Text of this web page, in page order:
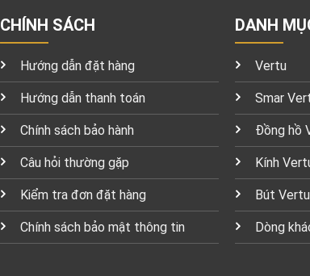
CHÍNH SÁCH
Hướng dẫn đặt hàng
Hướng dẫn thanh toán
Chính sách bảo hành
Câu hỏi thường gặp
Kiểm tra đơn đặt hàng
Chính sách bảo mật thông tin
DANH
Vertu
Smar
Đồng hồ
Kính
Bút Vertu
Dòng